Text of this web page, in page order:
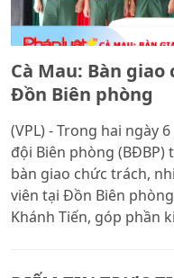
Cà Mau: Bàn
Đồn Biên phòng
(VPL) - Trong hai ngày
đội Biên phòng (BĐBP)
bàn giao chức trách,
viên tại Đồn Biên
Khánh Tiến, góp phần